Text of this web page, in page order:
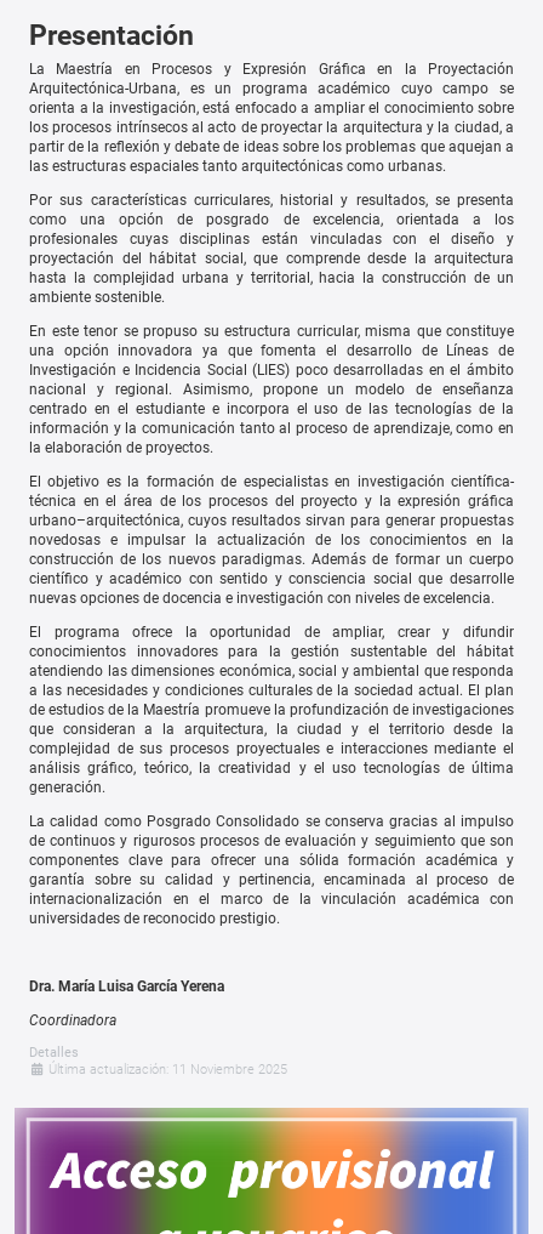
Presentación
La Maestría en Procesos y Expresión Gráfica en la Proyectación
Arquitectónica-Urbana, es un programa académico cuyo campo se
orienta a la investigación, está enfocado a ampliar el conocimiento sobre
los procesos intrínsecos al acto de proyectar la arquitectura y la ciudad, a
partir de la reflexión y debate de ideas sobre los problemas que aquejan a
las estructuras espaciales tanto arquitectónicas como urbanas.
Por sus características curriculares, historial y resultados, se presenta
como una opción de posgrado de excelencia, orientada a los
profesionales cuyas disciplinas están vinculadas con el diseño y
proyectación del hábitat social, que comprende desde la arquitectura
hasta la complejidad urbana y territorial, hacia la construcción de un
ambiente sostenible.
En este tenor se propuso su estructura curricular, misma que constituye
una opción innovadora ya que fomenta el desarrollo de Líneas de
Investigación e Incidencia Social (LIES) poco desarrolladas en el ámbito
nacional y regional. Asimismo, propone un modelo de enseñanza
centrado en el estudiante e incorpora el uso de las tecnologías de la
información y la comunicación tanto al proceso de aprendizaje, como en
la elaboración de proyectos.
El objetivo es la formación de especialistas en investigación científica-
técnica en el área de los procesos del proyecto y la expresión gráfica
urbano–arquitectónica, cuyos resultados sirvan para generar propuestas
novedosas e impulsar la actualización de los conocimientos en la
construcción de los nuevos paradigmas. Además de formar un cuerpo
científico y académico con sentido y consciencia social que desarrolle
nuevas opciones de docencia e investigación con niveles de excelencia.
El programa ofrece la oportunidad de ampliar, crear y difundir
conocimientos innovadores para la gestión sustentable del hábitat
atendiendo las dimensiones económica, social y ambiental que responda
a las necesidades y condiciones culturales de la sociedad actual. El plan
de estudios de la Maestría promueve la profundización de investigaciones
que consideran a la arquitectura, la ciudad y el territorio desde la
complejidad de sus procesos proyectuales e interacciones mediante el
análisis gráfico, teórico, la creatividad y el uso tecnologías de última
generación.
La calidad como Posgrado Consolidado se conserva gracias al impulso
de continuos y rigurosos procesos de evaluación y seguimiento que son
componentes clave para ofrecer una sólida formación académica y
garantía sobre su calidad y pertinencia, encaminada al proceso de
internacionalización en el marco de la vinculación académica con
universidades de reconocido prestigio.
Dra. María Luisa García Yerena
Coordinadora
Detalles
Última actualización: 11 Noviembre 2025